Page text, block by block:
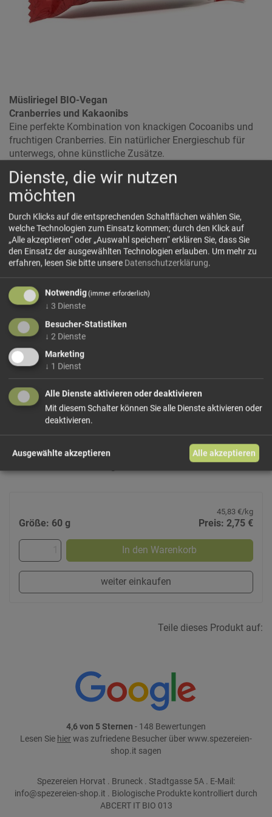
Müsliriegel BIO-Vegan
Cranberries und Kakaonibs
Eine perfekte Kombination von knackigen Cocoanibs und
fruchtigen Cranberries. Ein natürlicher Energieschub für
unterwegs, ohne künstliche Zusätze.
Zutaten: HAFERFLOCKEN* (42,6 %), Dattelsaftkonzentrat*,
Sonnenblumenöl*, Cranberries* (7,5 %), Kürbiskerne*,
Apfelsaftkonzentrat*, Kakaobohnenstücke* (2,0 %),
Kakaopulver*, Cranberrypulver*. *aus kontrolliert
biologischem Anbau.
Kann Sporen enthalten von: Hafer, Milch, Sojabohnen,
Cashewnüsse, Schalenfrüchte
Durchschnittliche
Nährwerte auf
Energie 443
kcal/1852kj
Fett
Fettsäuren
Kohlenhydrate
52,00g
davon Zucker
24,00
Eiweiß
8,80
45,83 €/kg
Größe: 60 g Preis: 2,75 €
In den Warenkorb
weiter einkaufen
Teile dieses Produkt auf:
4,6 von 5 Sternen - 148 Bewertungen
Lesen Sie hierwas zufriedene Besucher über www.spezereien-
shop.it sagen
Spezereien Horvat . Bruneck . Stadtgasse 5A . E-Mail:
info@spezereien-shop.it . Biologische Produkte kontrolliert durch
ABCERT IT BIO 013
Dienste, die wir nutzen
möchten
Durch Klicks auf die entsprechenden Schaltflächen wählen Sie,
welche Technologien zum Einsatz kommen; durch den Klick auf
„Alle akzeptieren“ oder „Auswahl speichern“ erklären Sie, dass Sie
den Einsatz der ausgewählten Technologien erlauben. Um mehr zu
erfahren, lesen Sie bitte unsere Datenschutzerklärung.
Notwendig(immer erforderlich)
↓ 3 Dienste
Besucher-Statistiken
↓ 2 Dienste
Marketing
↓ 1 Dienst
Alle Dienste aktivieren oder deaktivieren
Mit diesem Schalter können Sie alle Dienste aktivieren oder
deaktivieren.
Ausgewählte akzeptieren Alle akzeptieren